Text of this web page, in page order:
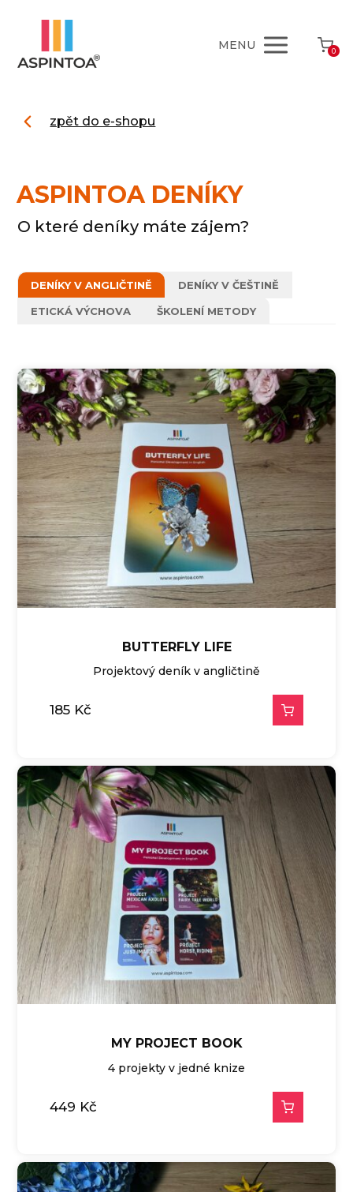
MENU 0
zpět do e-shopu
ASPINTOA DENÍKY
O které deníky máte zájem?
DENÍKY V ANGLIČTINĚ DENÍKY V ČEŠTINĚ
ETICKÁ VÝCHOVA ŠKOLENÍ METODY
BUTTERFLY LIFE
Projektový deník v angličtině
185Kč
MY PROJECT BOOK
4 projekty v jedné knize
449 Kč